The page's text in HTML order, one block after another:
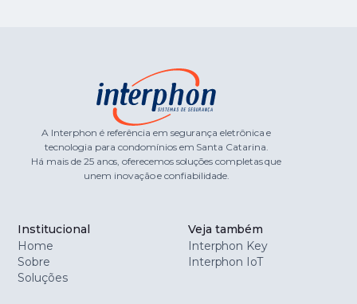
A Interphon é referência em segurança eletrônica e
tecnologia para condomínios em Santa Catarina.
Há mais de 25 anos, oferecemos soluções completas que
unem inovação e confiabilidade.
Institucional
Home
Sobre
Soluções
Veja também
Interphon Key
Interphon IoT